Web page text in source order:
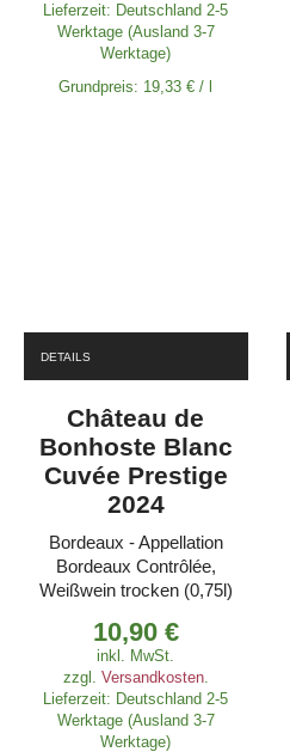
Lieferzeit: Deutschland 2-5
Werktage (Ausland 3-7
Werktage)
Grundpreis: 19,33€ /
DETAILS
Château de
Bonhoste Blanc
Cuvée Prestige
2024
Bordeaux - Appellation
Bordeaux Contrôlée,
Weißwein trocken (0,75l)
10,90 €
inkl. MwSt.
zzgl. Versandkosten.
Lieferzeit: Deutschland 2-5
Werktage (Ausland 3-7
Werktage)